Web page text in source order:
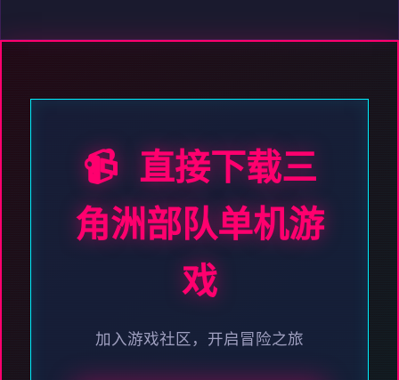
📹 直接下载三
角洲部队单机游
戏
加入游戏社区，开启冒险之旅